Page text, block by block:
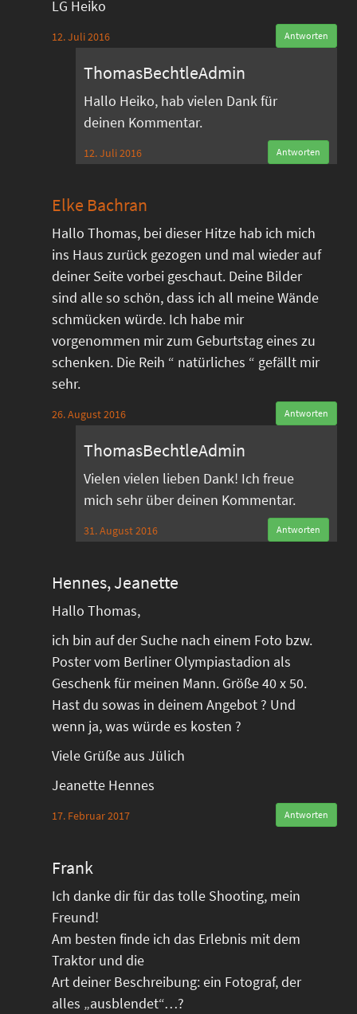
LG Heiko
12. Juli 2016 Antworten
ThomasBechtleAdmin
Hallo Heiko, hab vielen Dank für
deinen Kommentar.
12. Juli 2016 Antworten
Elke Bachran
Hallo Thomas, bei dieser Hitze hab ich mich
ins Haus zurück gezogen und mal wieder auf
deiner Seite vorbei geschaut. Deine Bilder
sind alle so schön, dass ich all meine Wände
schmücken würde. Ich habe mir
vorgenommen mir zum Geburtstag eines zu
schenken. Die Reih “ natürliches “ gefällt mir
sehr.
26. August 2016 Antworten
ThomasBechtleAdmin
Vielen vielen lieben Dank! Ich freue
mich sehr über deinen Kommentar.
31. August 2016 Antworten
Hennes, Jeanette
Hallo Thomas,
ich bin auf der Suche nach einem Foto bzw.
Poster vom Berliner Olympiastadion als
Geschenk für meinen Mann. Größe 40 x 50.
Hast du sowas in deinem Angebot ? Und
wenn ja, was würde es kosten ?
Viele Grüße aus Jülich
Jeanette Hennes
17. Februar 2017 Antworten
Frank
Ich danke dir für das tolle Shooting, mein
Freund!
Am besten finde ich das Erlebnis mit dem
Traktor und die
Art deiner Beschreibung: ein Fotograf, der
alles „ausblendet“…?